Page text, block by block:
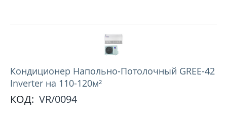
Кондиционер Напольно-Потолочный GREE-42
Inverter на 110-120м²
КОД: VR/0094